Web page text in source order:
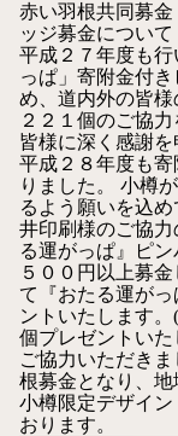
赤い羽根共同募
ッジ募金について
平成２７年度も
っぱ」寄附金付
め、道内外の皆
２２１個のご協
皆様に深く感謝を
平成２８年度も
りました。 小樽
るよう願いを込
井印刷様のご協
る運がっぱ』ピン
５００円以上募
て『おたる運が
ントいたします
個プレゼントいた
ご協力いただき
根募金となり、地
小樽限定デザイ
おります。